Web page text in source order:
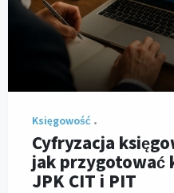
Księgowość
Cyfryzacja
jak przygotować
JPK CIT i PIT